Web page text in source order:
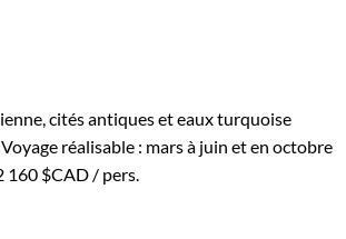
cités antiques et eaux turquoise
Voyage réalisable : mars à juin et en octobre
160 $CAD / pers.